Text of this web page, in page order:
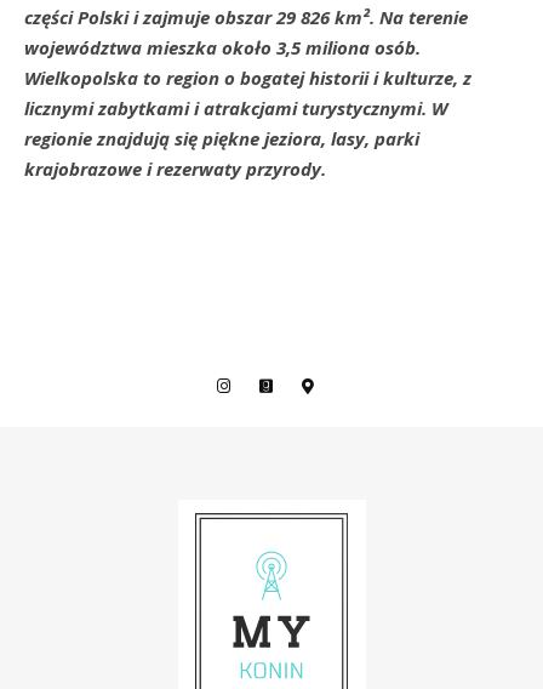
części Polski i zajmuje obszar 29 826 km². Na terenie
województwa mieszka około 3,5 miliona osób.
Wielkopolska to region o bogatej historii i kulturze, z
licznymi zabytkami i atrakcjami turystycznymi. W
regionie znajdują się piękne jeziora, lasy, parki
krajobrazowe i rezerwaty przyrody.